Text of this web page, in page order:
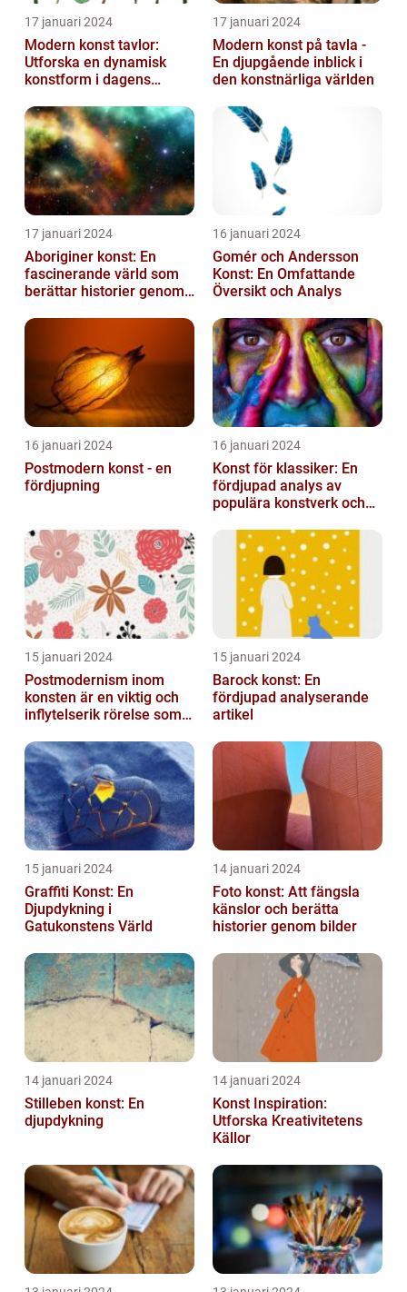
17 januari 2024
Modern konst tavlor:
Utforska en dynamisk
konstform i dagens
17 januari 2024
Modern konst på tavla -
En djupgående inblick i
den konstnärliga världen
17 januari 2024
Aboriginer konst: En
fascinerande värld som
berättar historier genom
16 januari 2024
Gomér och Andersson
Konst: En Omfattande
Översikt och Analys
16 januari 2024
Postmodern konst - en
fördjupning
16 januari 2024
Konst för klassiker: En
fördjupad analys av
populära konstverk och
15 januari 2024
Postmodernism inom
konsten är en viktig och
inflytelserik rörelse som
normer o...
15 januari 2024
Barock konst: En
fördjupad analyserande
artikel
15 januari 2024
Graffiti Konst: En
Djupdykning i
Gatukonstens Värld
14 januari 2024
Foto konst: Att fängsla
känslor och berätta
historier genom bilder
14 januari 2024
Stilleben konst: En
djupdykning
14 januari 2024
Konst Inspiration:
Utforska Kreativitetens
Källor